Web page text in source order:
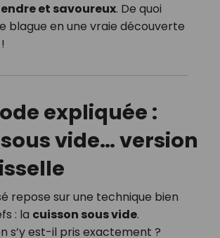
et savoureux. De quoi
blague en une vraie découverte
expliquée :
vide… version
repose sur une technique bien
: la cuisson sous vide.
s’y est-il pris exactement ?